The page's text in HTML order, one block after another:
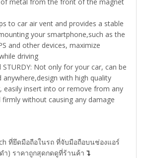
to car air vent and provides a stable
your smartphone,such as the
and other devices, maximize
driving
STURDY: Not only for your car, can be
anywhere,design with high quality
easily insert into or remove from any
firmly without causing any damage
ที่ยึดมือถือในรถ ที่จับมือถือบนช่องแอร์
ำ) ราคาถูกสุดกดดูที่ร้านค้า